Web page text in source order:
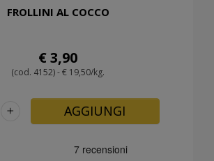
FROLLINI AL COCCO
€ 3,90
(cod. 4152) - € 19,50/kg.
+ AGGIUNGI